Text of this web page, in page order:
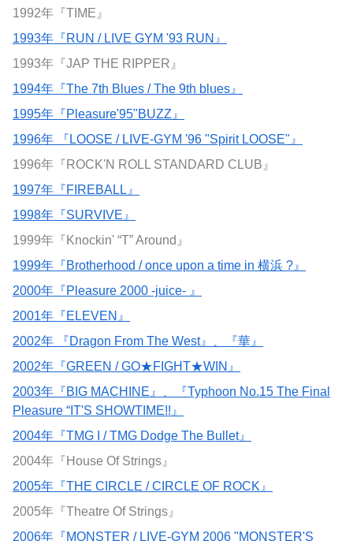
1992年『TIME』
1993年『RUN / LIVE GYM '93 RUN』
1993年『JAP THE RIPPER』
1994年『The 7th Blues / The 9th blues』
1995年『Pleasure'95"BUZZ』
1996年 『LOOSE / LIVE-GYM '96 "Spirit LOOSE"』
1996年『ROCK'N ROLL STANDARD CLUB』
1997年『FIREBALL』
1998年『SURVIVE』
1999年『Knockin' “T” Around』
1999年『Brotherhood / once upon a time in 横浜 ?』
2000年『Pleasure 2000 -juice- 』
2001年『ELEVEN』
2002年 『Dragon From The West』、『華』
2002年『GREEN / GO★FIGHT★WIN』
2003年『BIG MACHINE』、『Typhoon No.15 The Final
Pleasure “IT'S SHOWTIME!!』
2004年『TMG I / TMG Dodge The Bullet』
2004年『House Of Strings』
2005年『THE CIRCLE / CIRCLE OF ROCK』
2005年『Theatre Of Strings』
2006年『MONSTER / LIVE-GYM 2006 "MONSTER'S